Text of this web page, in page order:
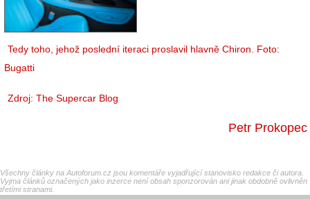
Tedy toho, jehož poslední iteraci proslavil hlavně Chiron. Foto:
Bugatti
Zdroj: The Supercar Blog
Petr Prokopec
Všechny články na Autoforum.cz jsou komentáře vyjadřující stanovisko redakce či autora.
Vyjma článků označených jako inzerce není obsah sponzorován ani jinak obdobně ovlivněn
třetími stranami.